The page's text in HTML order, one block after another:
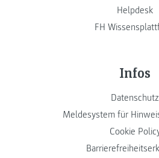
Helpdesk
FH
Infos
Datenschutz
Meldesystem für
Cookie